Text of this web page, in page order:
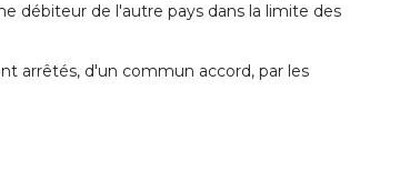
débiteur de l'autre pays dans la limite des
arrêtés, d'un commun accord, par les